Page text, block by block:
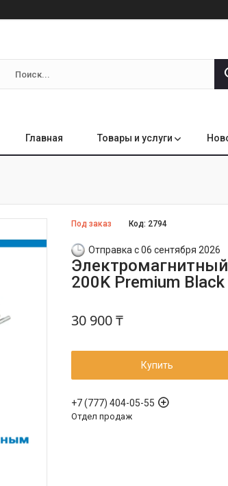
Главная Товары и услуги
Под заказ Код: 2794
Отправка с 06 сентября 2026
200K Premium
30 900 ₸
Купить
+7 (777) 404-05-55
Отдел продаж